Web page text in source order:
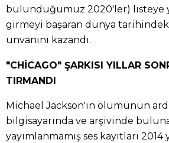
bulunduğumuz 2020'ler) listeye
girmeyi başaran dünya
unvanını kazandı.
"CHİCAGO" ŞARKISI YILLAR
TIRMANDI
Michael Jackson'ın ölümünün
bilgisayarında ve arşivinde
yayımlanmamış ses kayıtları